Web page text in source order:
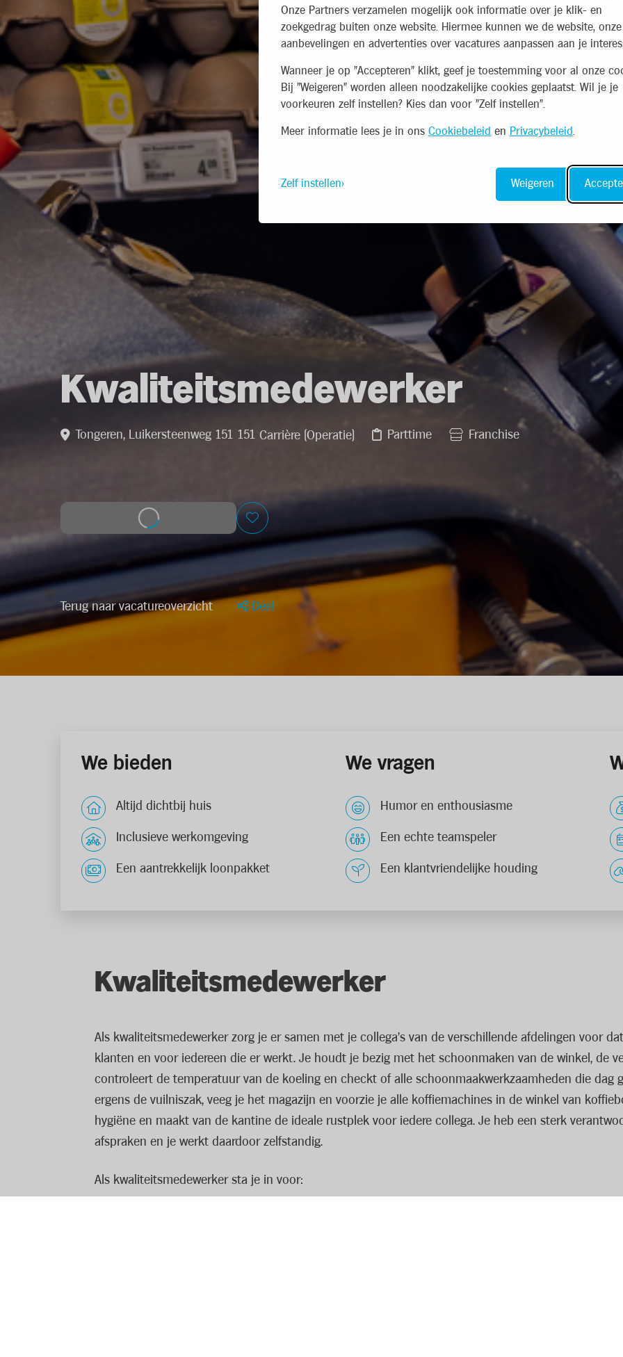
Onze Partners verzamelen mogelijk ook informatie over je klik- en
zoekgedrag buiten onze website. Hiermee kunnen we de website, onze
aanbevelingen en advertenties over vacatures aanpassen aan je
Wanneer je op "Accepteren" klikt, geef je toestemming voor al onze
Bij "Weigeren" worden alleen noodzakelijke cookies geplaatst. Wil je je
voorkeuren zelf instellen? Kies dan voor "Zelf instellen".
Meer informatie lees je in ons Cookiebeleid en Privacybeleid
Zelf instellen Weigeren
Kwaliteitsmedewerker
Tongeren, Luikersteenweg 151 151 Carrière (Operatie) Parttime Franchise
Solliciteer op deze job
Terug naar vacatureoverzicht Deel
We bieden
Altijd dichtbij huis
Inclusieve werkomgeving
Een aantrekkelijk loonpakket
We vragen
Humor en enthousiasme
Een echte teamspeler
Een klantvriendelijke houding
Kwaliteitsmedewerker
Als kwaliteitsmedewerker zorg je er samen met je collega’s van de verschillende afdelingen voor
klanten en voor iedereen die er werkt. Je houdt je bezig met het schoonmaken van de winkel, de
controleert de temperatuur van de koeling en checkt of alle schoonmaakwerkzaamheden die dag
ergens de vuilniszak, veeg je het magazijn en voorzie je alle koffiemachines in de winkel van
hygiëne en maakt van de kantine de ideale rustplek voor iedere collega. Je heb een sterk
afspraken en je werkt daardoor zelfstandig.
Als kwaliteitsmedewerker sta je in voor: